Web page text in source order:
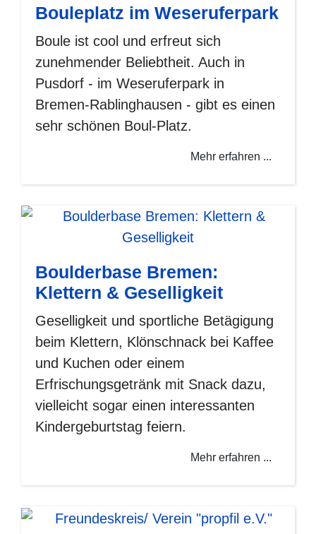
Bouleplatz im Weseruferpark
Boule ist cool und erfreut sich
zunehmender Beliebtheit. Auch in
Pusdorf - im Weseruferpark in
Bremen-Rablinghausen - gibt es einen
sehr schönen Boul-Platz.
Mehr erfahren ...
Boulderbase Bremen:
Klettern & Geselligkeit
Geselligkeit und sportliche Betägigung
beim Klettern, Klönschnack bei Kaffee
und Kuchen oder einem
Erfrischungsgetränk mit Snack dazu,
vielleicht sogar einen interessanten
Kindergeburtstag feiern.
Mehr erfahren ...